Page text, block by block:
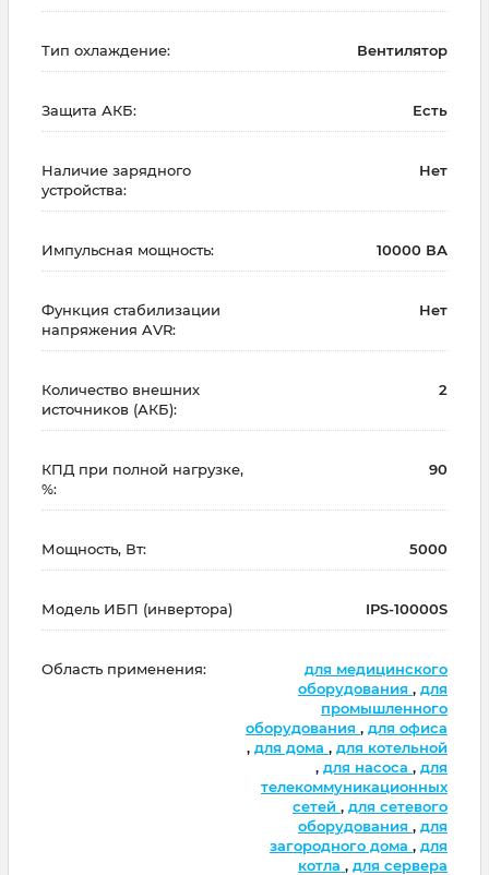
Тип охлаждение: Вентилятор
Защита АКБ: Есть
Наличие зарядного
устройства:
Нет
Импульсная мощность: 10000 ВА
Функция стабилизации
напряжения AVR:
Нет
Количество внешних
источников (АКБ):
2
КПД при полной нагрузке,
%:
90
Мощность, Вт: 5000
Модель ИБП (инвертора) IPS-10000S
Область применения:
для медицинского
оборудования , для
промышленного
оборудования , для офиса
, для дома , для котельной
, для насоса , для
телекоммуникационных
сетей , для сетевого
оборудования , для
загородного дома , для
котла , для сервера